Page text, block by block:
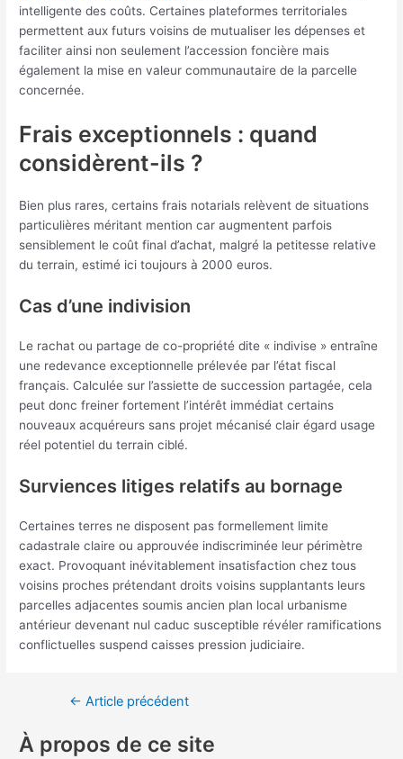
intelligente des coûts. Certaines plateformes territoriales
permettent aux futurs voisins de mutualiser les dépenses et
faciliter ainsi non seulement l’accession foncière mais
également la mise en valeur communautaire de la parcelle
concernée.
Frais exceptionnels : quand
considèrent-ils ?
Bien plus rares, certains frais notarials relèvent de situations
particulières méritant mention car augmentent parfois
sensiblement le coût final d’achat, malgré la petitesse relative
du terrain, estimé ici toujours à 2000 euros.
Cas d’une indivision
Le rachat ou partage de co-propriété dite « indivise » entraîne
une redevance exceptionnelle prélevée par l’état fiscal
français. Calculée sur l’assiette de succession partagée, cela
peut donc freiner fortement l’intérêt immédiat certains
nouveaux acquéreurs sans projet mécanisé clair égard usage
réel potentiel du terrain ciblé.
Surviences litiges relatifs au bornage
Certaines terres ne disposent pas formellement limite
cadastrale claire ou approuvée indiscriminée leur périmètre
exact. Provoquant inévitablement insatisfaction chez tous
voisins proches prétendant droits voisins supplantants leurs
parcelles adjacentes soumis ancien plan local urbanisme
antérieur devenant nul caduc susceptible révéler ramifications
conflictuelles suspend caisses pression judiciaire.
Navigation
articles
← Article précédent
À propos de ce site